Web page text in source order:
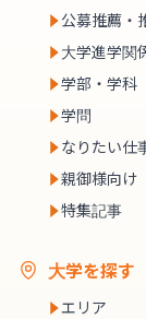
公募推薦・
大学進学関
学部・学科
学問
なりたい仕
親御様向け
特集記事
大学を探す
エリア